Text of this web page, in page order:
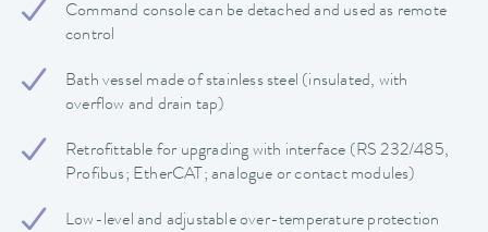
Command console can be detached and used as remote
control
Bath vessel made of stainless steel (insulated, with
overflow and drain tap)
Retrofittable for upgrading with interface (RS 232/485,
Profibus; EtherCAT; analogue or contact modules)
Low-level and adjustable over-temperature protection